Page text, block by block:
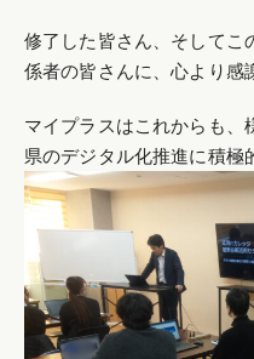
修了した皆さん、そしてこ
係者の皆さんに、心より感
マイプラスはこれからも
県のデジタル化推進に積極